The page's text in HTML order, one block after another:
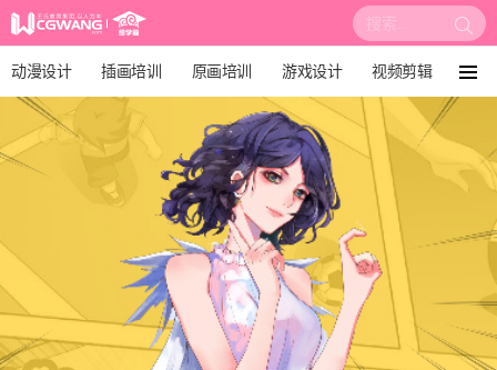
搜
索:
动漫设计 插画培训 原画培训 游戏设计 视频剪辑
影视后期 培训课程 动画设计
漫画设计 绘画教程 板绘培训
单